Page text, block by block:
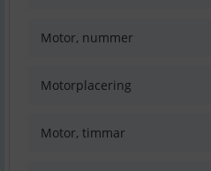
Motor, nummer
Motorplacering
Motor, timmar